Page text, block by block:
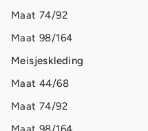
Maat 74/92
Maat 98/164
Meisjeskleding
Maat 44/68
Maat 74/92